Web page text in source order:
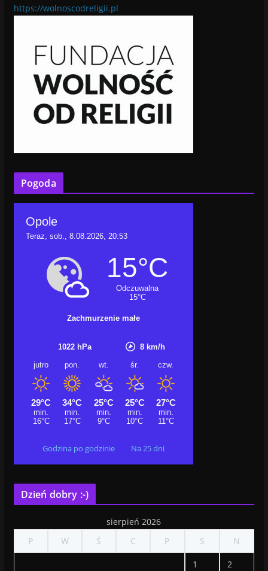
https://wolnoscodreligii.pl
Pogoda
Godzina po godzinie Na 25 dni
Dzień dobry :-)
sierpień 2026
P
W Ś C P S N
1 2